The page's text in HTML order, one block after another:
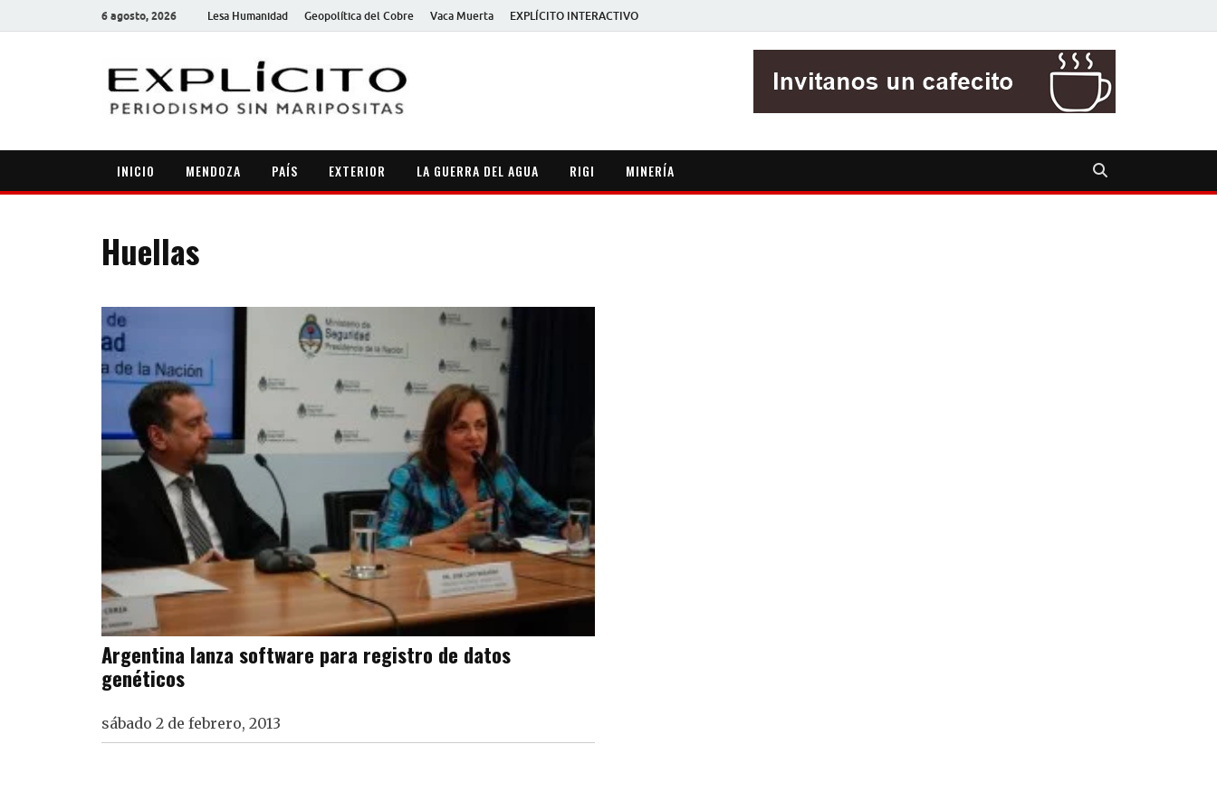
6 agosto, 2026 Lesa Humanidad Geopolítica del Cobre Vaca Muerta EXPLÍCITO INTERACTIVO
INICIO MENDOZA PAÍS EXTERIOR LA GUERRA DEL AGUA RIGI MINERÍA
Huellas
Argentina lanza software para registro de datos
genéticos
sábado 2 de febrero, 2013